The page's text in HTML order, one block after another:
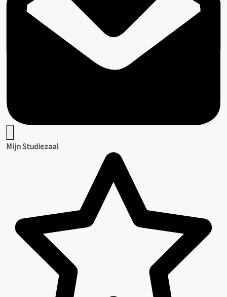
Mijn Studiezaal